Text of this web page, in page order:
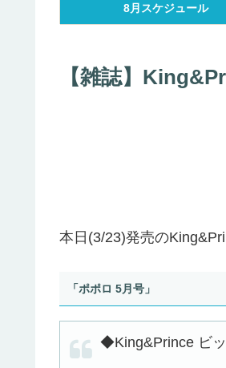
8月スケジュール
【雑誌】
本日(3/23)発売の
「ポポロ 5月号」
◆King&Prince ビ